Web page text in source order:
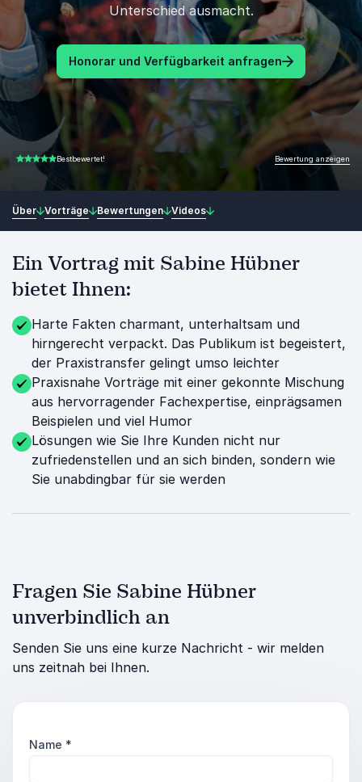
Unterschied ausmacht.
Honorar und Verfügbarkeit anfragen
5.00 von 5 Bestbewertet! Bewertung anzeigen
Über Vorträge Bewertungen Videos
Ein Vortrag mit Sabine Hübner
bietet Ihnen:
Harte Fakten charmant, unterhaltsam und
hirngerecht verpackt. Das Publikum ist begeistert,
der Praxistransfer gelingt umso leichter
Praxisnahe Vorträge mit einer gekonnte Mischung
aus hervorragender Fachexpertise, einprägsamen
Beispielen und viel Humor
Lösungen wie Sie Ihre Kunden nicht nur
zufriedenstellen und an sich binden, sondern wie
Sie unabdingbar für sie werden
Fragen Sie Sabine Hübner
unverbindlich an
Senden Sie uns eine kurze Nachricht - wir melden
uns zeitnah bei Ihnen.
Name *